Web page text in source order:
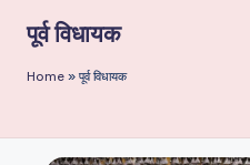
पूर्व विधायक
Home » पूर्व विधायक